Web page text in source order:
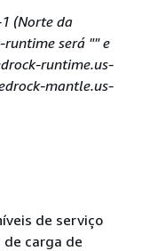
(Norte da
runtime será "" e
runtime.us-
mantle.us-
de serviço
de carga de